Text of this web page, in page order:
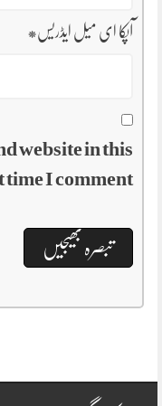
آپکا ای میل ایڈریس*
website in this
I comment.